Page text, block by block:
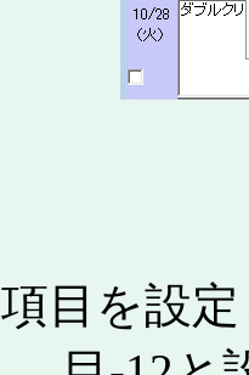
項目を設